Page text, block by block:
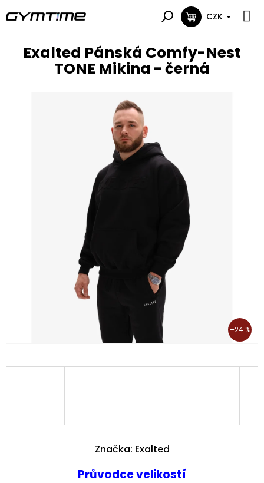
na
NÁKUPNÍ
CZK
Exalted Pánská Comfy-Nest
TONE Mikina - černá
–24 %
Průvodce velikostí
Značka: Exalted